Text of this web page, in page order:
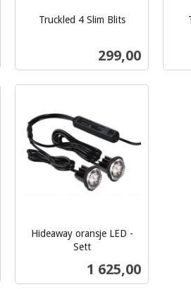
Truckled 4 Slim Blits
Pris
299,00
Hideaway oransje LED -
Sett
Pris
1 625,00